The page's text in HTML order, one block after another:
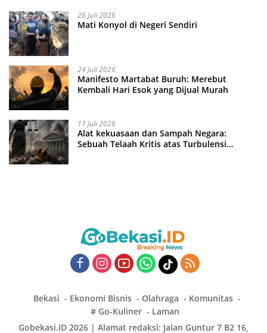
26 Juli 2026
Mati Konyol di Negeri Sendiri
24 Juli 2026
Manifesto Martabat Buruh: Merebut
Kembali Hari Esok yang Dijual Murah
11 Juli 2026
Alat kekuasaan dan Sampah Negara:
Sebuah Telaah Kritis atas Turbulensi
Bekasi Ekonomi Bisnis Olahraga
Komunitas
# Go-Kuliner
Laman
Gobekasi.ID 2026 | Alamat redaksi: Jalan Guntur 7 B2 16,